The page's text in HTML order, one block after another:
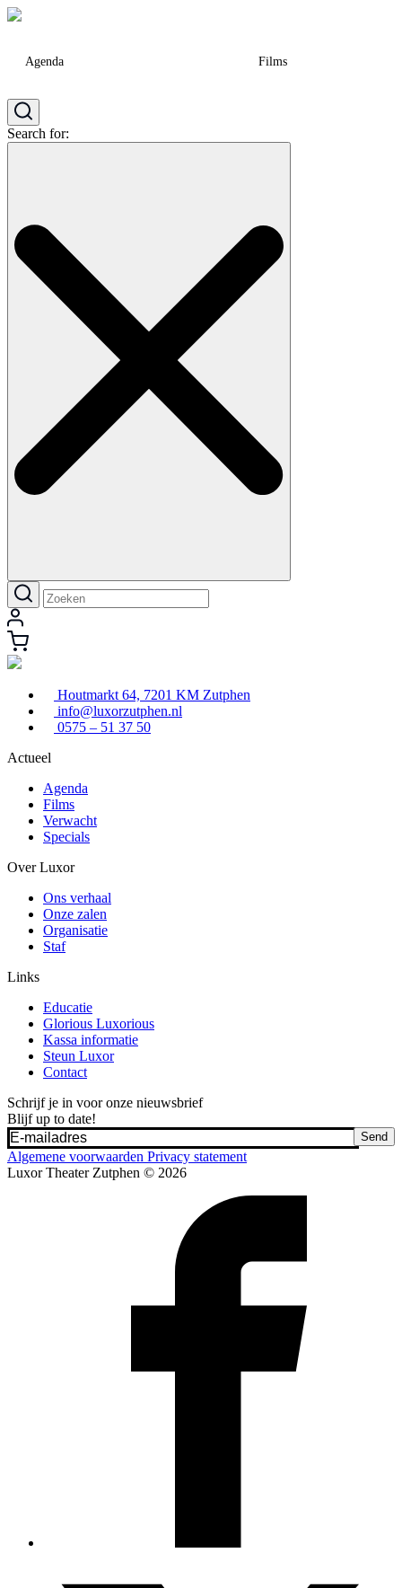
Agenda Films
Search for:
Houtmarkt 64, 7201 KM Zutphen
info@luxorzutphen.nl
0575 – 51 37 50
Actueel
Agenda
Films
Verwacht
Specials
Over Luxor
Ons verhaal
Onze zalen
Organisatie
Staf
Links
Educatie
Glorious Luxorious
Kassa informatie
Steun Luxor
Contact
Schrijf je in voor onze nieuwsbrief
Blijf up to date!
Send
Algemene voorwaarden Privacy statement
Luxor Theater Zutphen © 2026